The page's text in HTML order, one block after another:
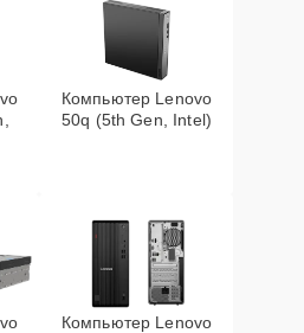
Компьютер Lenovo
50q (5th Gen, Intel)
Компьютер Lenovo